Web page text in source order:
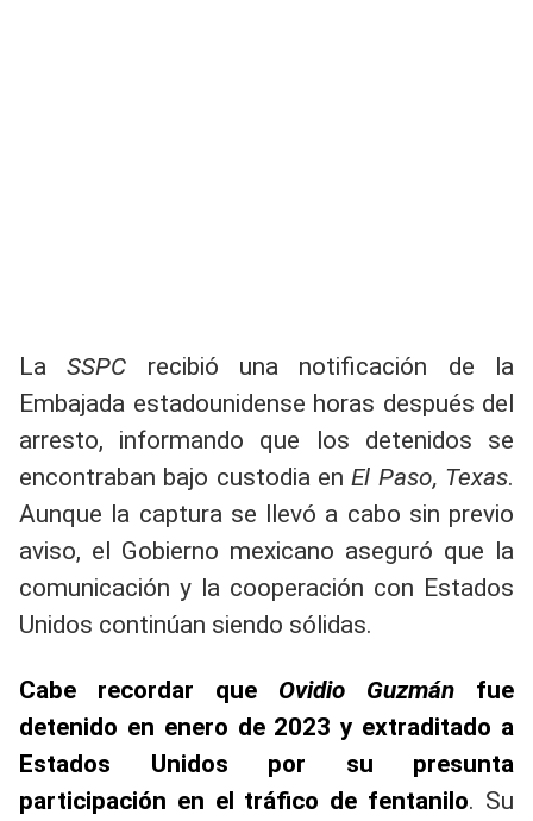
La SSPC recibió una notificación de la
Embajada estadounidense horas después del
arresto, informando que los detenidos se
encontraban bajo custodia enEl Paso, Texas.
Aunque la captura se llevó a cabo sin previo
aviso, el Gobierno mexicano aseguró que la
comunicación y la cooperación con Estados
Unidos continúan siendo sólidas.
Cabe recordar que Ovidio Guzmán fue
detenido en enero de 2023 y extraditado a
Estados Unidos por su presunta
participación en el tráfico de fentanilo. Su